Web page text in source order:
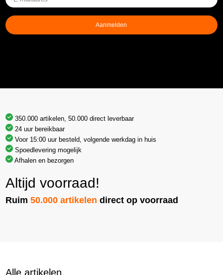
mailadres(Vereist)
Aanmelden
350.000 artikelen, 50.000 direct leverbaar
24 uur bereikbaar
Voor 15:00 uur besteld, volgende werkdag in huis
Spoedlevering mogelijk
Afhalen en bezorgen
Altijd voorraad!
Ruim50.000 artikelen direct op voorraad
Alle artikelen